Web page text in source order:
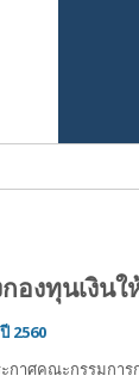
งทุนเงิน
2560
ศคณะกรรมการก